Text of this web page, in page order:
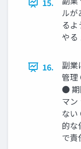
15.
ルが
る
やる
16.
副業
管理
● 期
マ
な
的な
で責